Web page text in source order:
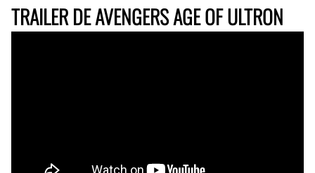
TRAILER DE AVENGERS AGE OF ULTRON